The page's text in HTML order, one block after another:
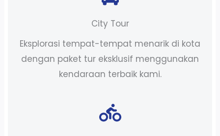
City Tour
Eksplorasi tempat-tempat menarik di kota
dengan paket tur eksklusif menggunakan
kendaraan terbaik kami.